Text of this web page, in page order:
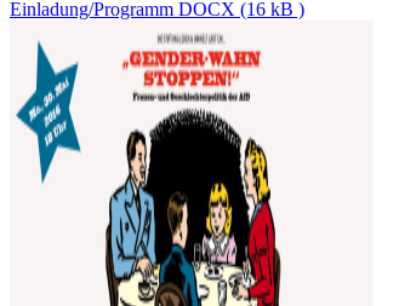
Einladung/Programm DOCX (16 kB )